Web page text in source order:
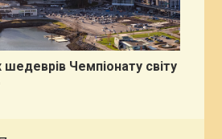
шедеврів Чемпіонату світу